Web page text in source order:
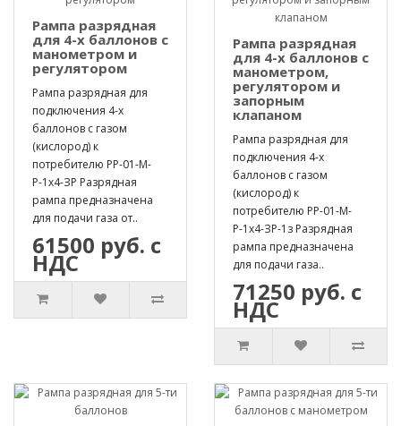
Рампа разрядная
для 4-х баллонов с
манометром и
регулятором
Рампа разрядная для
подключения 4-х
баллонов с газом
(кислород) к
потребителю РР-01-М-
Р-1х4-ЗР Разрядная
рампа предназначена
для подачи газа от..
61500 руб. с
НДС
Рампа разрядная
для 4-х баллонов с
манометром,
регулятором и
запорным
клапаном
Рампа разрядная для
подключения 4-х
баллонов с газом
(кислород) к
потребителю РР-01-М-
Р-1х4-ЗР-1з Разрядная
рампа предназначена
для подачи газа..
71250 руб. с
НДС